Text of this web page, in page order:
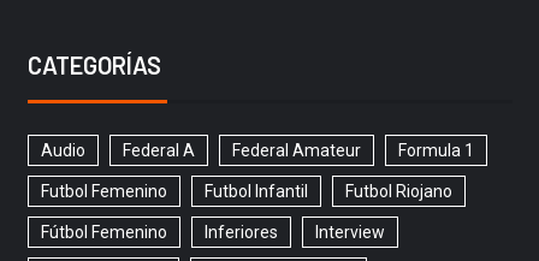
CATEGORÍAS
Audio Federal A Federal Amateur Formula 1
Futbol Femenino Futbol Infantil Futbol Riojano
Fútbol Femenino Inferiores Interview